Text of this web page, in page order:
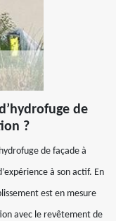
de
?
de façade à
à son actif. En
est en mesure
avec le revêtement de